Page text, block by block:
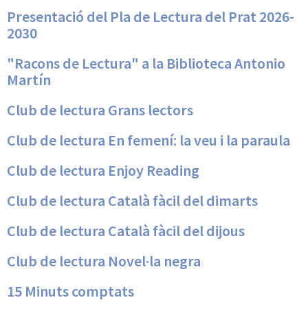
Presentació del Pla de Lectura del Prat 2026-
2030
"Racons de Lectura" a la Biblioteca Antonio
Martín
Club de lectura Grans lectors
Club de lectura En femení: la veu i la paraula
Club de lectura Enjoy Reading
Club de lectura Català fàcil del dimarts
Club de lectura Català fàcil del dijous
Club de lectura Novel·la negra
15 Minuts comptats